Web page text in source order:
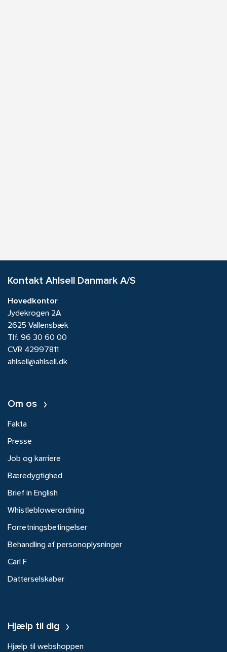
Kontakt Ahlsell Danmark A/S
Hovedkontor
Jydekrogen 2A
2625 Vallensbæk
Tlf. 96 30 60 00
CVR 42997811
ahlsell@ahlsell.dk
Om os
Fakta
Presse
Job og karriere
Bæredygtighed
Brief in English
Whistleblowerordning
Forretningsbetingelser
Behandling af personoplysninger
Carl F
Datterselskaber
Hjælp til dig
Hjælp til webshoppen